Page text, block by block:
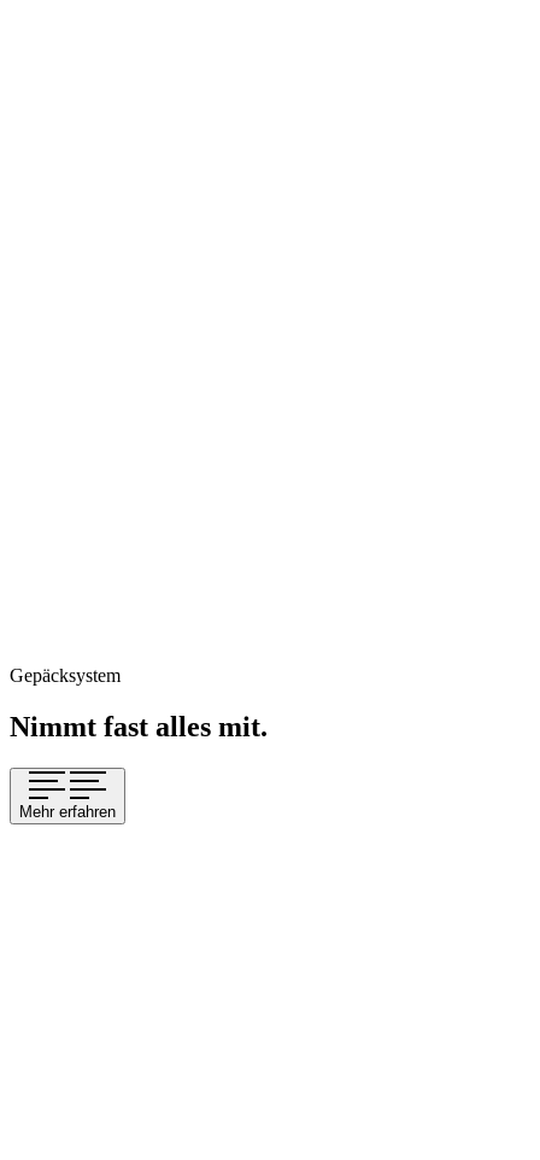
Gepäcksystem
Nimmt fast alles mit.
Mehr erfahren